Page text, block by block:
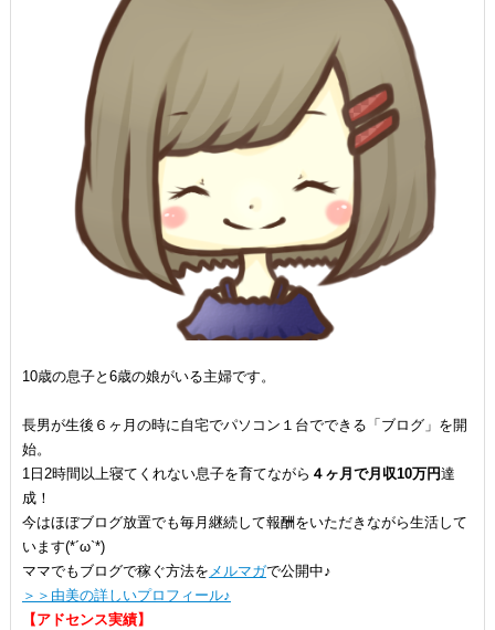
10歳の息子と6歳の娘がいる主婦です。
長男が生後６ヶ月の時に自宅でパソコン１台でできる「ブログ」を開
始。
1日2時間以上寝てくれない息子を育てながら ４ヶ月で月収10万円達
成！
今はほぼブログ放置でも毎月継続して報酬をいただきながら生活して
います(*´ω`*)
ママでもブログで稼ぐ方法を メルマガで公開中♪
＞＞由美の詳しいプロフィール♪
【アドセンス実績】